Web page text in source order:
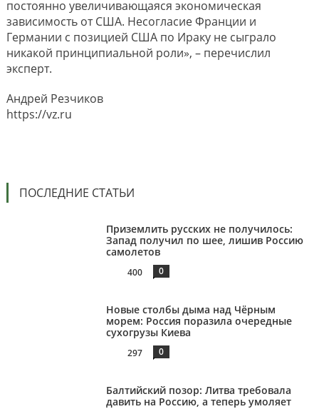
постоянно увеличивающаяся экономическая
зависимость от США. Несогласие Франции и
Германии с позицией США по Ираку не сыграло
никакой принципиальной роли», – перечислил
эксперт.
Андрей Резчиков
https://vz.ru
ПОСЛЕДНИЕ СТАТЬИ
Приземлить русских не получилось:
Запад получил по шее, лишив Россию
самолетов
400 0
Новые столбы дыма над Чёрным
морем: Россия поразила очередные
сухогрузы Киева
297 0
Балтийский позор: Литва требовала
давить на Россию, а теперь умоляет